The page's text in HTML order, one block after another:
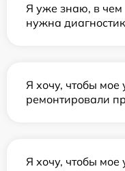
Я уже знаю, в чем
нужна
Я хочу, чтобы мое
ремонтировали
Я хочу, чтобы мое